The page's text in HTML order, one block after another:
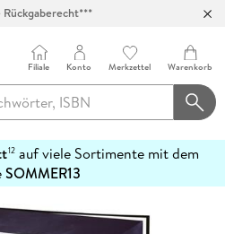
Rückgaberecht***
Filiale Konto Merkzettel Warenkorb
12auf viele Sortimente mit dem
SOMMER13